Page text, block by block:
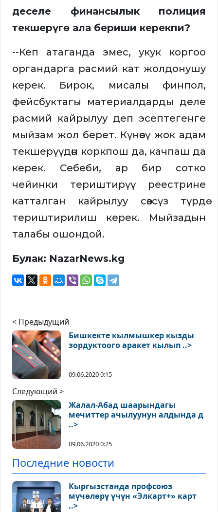
деселе финансылык полиция
текшерүгө ала бериши керекпи?
--Кеп атаганда эмес, укук коргоо
органдарга расмий кат жолдонушу
керек. Бирок, мисалы финпол,
фейсбуктагы материалдарды деле
расмий кайрылуу деп эсептегенге
мыйзам жол берет. Күнөөсү жок адам
текшерүүдөн коркпош да, качпаш да
керек. Себеби, ар бир сотко
чейинки териштирүү реестрине
катталган кайрылуу сөзсүз түрдө
териштирилиш керек. Мыйзадын
талабы ошондой.
Булак: NazarNews.kg
< Предыдущий
Бишкекте кылмышкер кызды
зордуктоого аракет кылып ..>
09.06.2020 0:15
Следующий >
Жалал-Абад шаарындагы
мечиттер ачылуунун алдында д
..>
09.06.2020 0:25
Последние новости
Кыргызстанда профсоюз
мүчөлөрү үчүн «Элкарт+» карт
..>